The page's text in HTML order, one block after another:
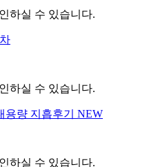
하실 수 있습니다.
하실 수 있습니다.
용량 지흡후기 NEW
하실 수 있습니다.